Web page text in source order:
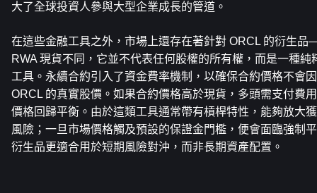
大了全球投資人參與大型企業成長的管道。
在這些金融工具之外，市場上還存在著針對 ORCL 的衍生
RWA 現貨不同，它並不代表任何股權的所有權，而是一種
工具。永續合約引入了資金費率機制，以確保合約價格不會
ORCL 的真實股價。如果合約價格高於現貨，多頭需支付費
價格回歸平衡。由於這類工具通常帶有槓桿特性，能夠放大
風險；一旦市場價格觸及預設的保證金門檻，便會面臨強制
衍生品更適合用於短期風險對沖，而非長期資產配置。